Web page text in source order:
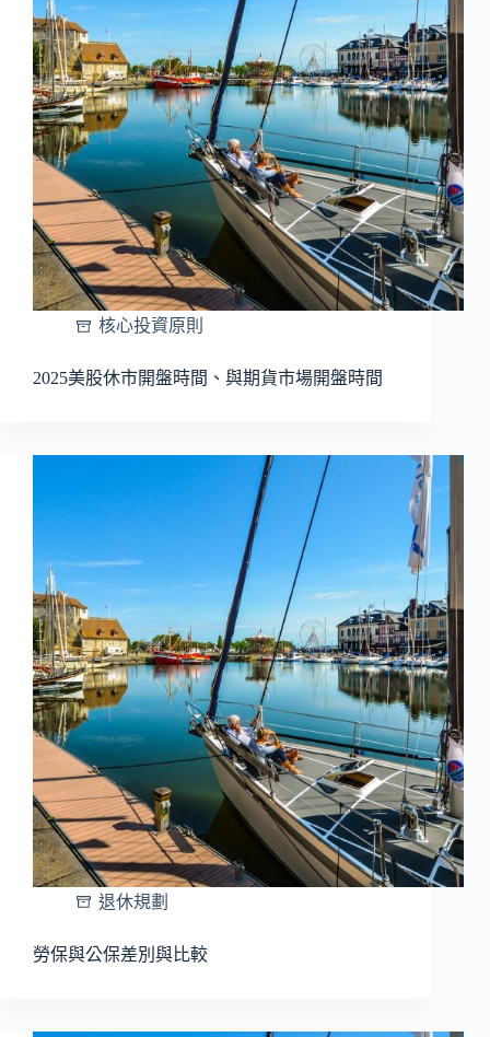
核心投資原則
2025美股休市開盤時間、與期貨市場開盤時間
退休規劃
勞保與公保差別與比較